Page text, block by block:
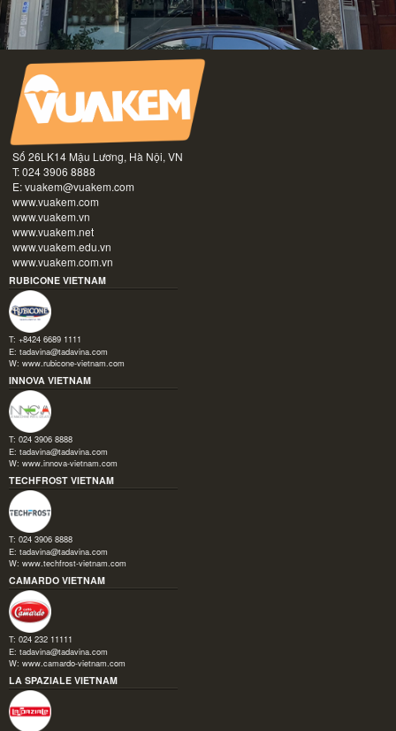
Số 26LK14 Mậu Lương, Hà Nội, VN
T: 024 3906 8888
E:vuakem@vuakem.com
www.vuakem.com
www.vuakem.vn
www.vuakem.net
www.vuakem.edu.vn
www.vuakem.com.vn
RUBICONE VIETNAM
T: +8424 6689 1111
E: tadavina@tadavina.com
W: www.rubicone-vietnam.com
INNOVA VIETNAM
T: 024 3906 8888
E: tadavina@tadavina.com
W: www.innova-vietnam.com
TECHFROST VIETNAM
T: 024 3906 8888
E: tadavina@tadavina.com
W: www.techfrost-vietnam.com
CAMARDO VIETNAM
T: 024 232 11111
E: tadavina@tadavina.com
W: www.camardo-vietnam.com
LA SPAZIALE VIETNAM